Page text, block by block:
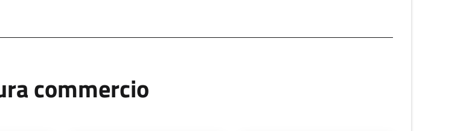
commercio